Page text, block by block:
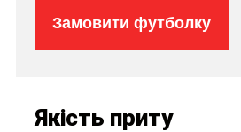
Замовити футболку
Якість приту